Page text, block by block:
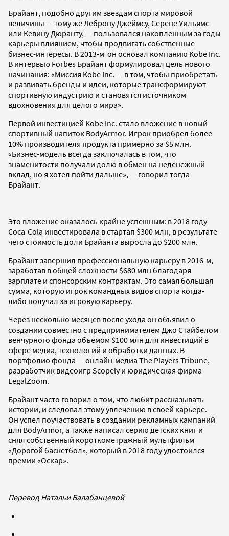
Брайант, подобно другим звездам спорта мировой
величины — тому же Леброну Джеймсу, Серене Уильямс
или Кевину Дюранту, — пользовался накопленным за годы
карьеры влиянием, чтобы продвигать собственные
бизнес-интересы. В 2013-м он основал компанию Kobe Inc.
В интервью Forbes Брайант формулировал цель нового
начинания: «Миссия Kobe Inc. — в том, чтобы приобретать
и развивать бренды и идеи, которые трансформируют
спортивную индустрию и становятся источником
вдохновения для целого мира».
Первой инвестицией Kobe Inc. стало вложение в новый
спортивный напиток BodyArmor. Игрок приобрел более
10% производителя продукта примерно за $5 млн.
«Бизнес-модель всегда заключалась в том, что
знаменитости получали долю в обмен на неденежный
вклад, но я хотел пойти дальше», — говорил тогда
Брайант.
Это вложение оказалось крайне успешным: в 2018 году
Coca-Cola инвестировала в стартап $300 млн, в результате
чего стоимость доли Брайанта выросла до $200 млн.
Брайант завершил профессиональную карьеру в 2016-м,
заработав в общей сложности $680 млн благодаря
зарплате и спонсорским контрактам. Это самая большая
сумма, которую игрок командных видов спорта когда-
либо получал за игровую карьеру.
Через несколько месяцев после ухода он объявил о
создании совместно с предпринимателем Джо Стайбелом
венчурного фонда объемом $100 млн для инвестиций в
сфере медиа, технологий и обработки данных. В
портфолио фонда — онлайн-медиа The Players Tribune,
разработчик видеоигр Scopely и юридическая фирма
LegalZoom.
Брайант часто говорил о том, что любит рассказывать
истории, и следовал этому увлечению в своей карьере.
Он успел поучаствовать в создании рекламных кампаний
для BodyArmor, а также написал серию детских книг и
снял собственный короткометражный мультфильм
«Дорогой баскетбол», который в 2018 году удостоился
премии «Оскар».
Перевод Натальи Балабанцевой